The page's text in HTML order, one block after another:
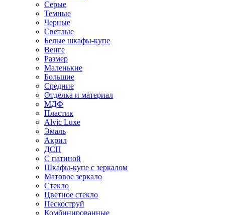
Серые
Темные
Черные
Светлые
Белые шкафы-купе
Венге
Размер
Маленькие
Большие
Средние
Отделка и материал
МДФ
Пластик
Alvic Luxe
Эмаль
Акрил
ДСП
С патиной
Шкафы-купе с зеркалом
Матовое зеркало
Стекло
Цветное стекло
Пескоструй
Комбинированные